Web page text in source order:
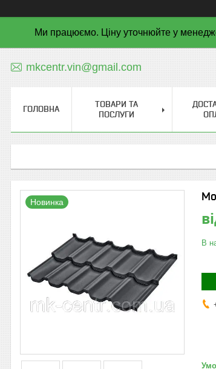
Ми працюємо. Ціну уточнюйте у
mkcentr.vin@gmail.com
ГОЛОВНА
ТОВАРИ ТА
ПОСЛУГИ
Новинка
В